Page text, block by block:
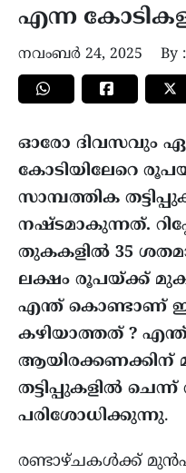
എന്ന
നവംബർ 24, 2025 By :
ഓരോ ദിവസവും
കോടിയിലേറെ
സാമ്പത്തിക
നഷ്ടമാകുന്നത്.
തുകകളിൽ 35
ലക്ഷം രൂപയ്ക്ക്
എന്ത് കൊണ്ടാണ് ഈ
കഴിയാത്തത് ?
ആയിരക്കണക്കിന്
തട്ടിപ്പുകളിൽ
പരിശോധിക്കുന്നു.
രണ്ടാഴ്ചകൾക്ക്